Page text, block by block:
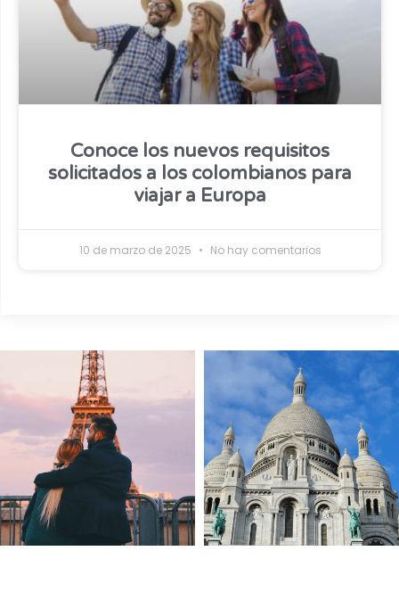
Conoce los nuevos requisitos
solicitados a los colombianos para
viajar a Europa
10 de marzo de 2025 No hay comentarios